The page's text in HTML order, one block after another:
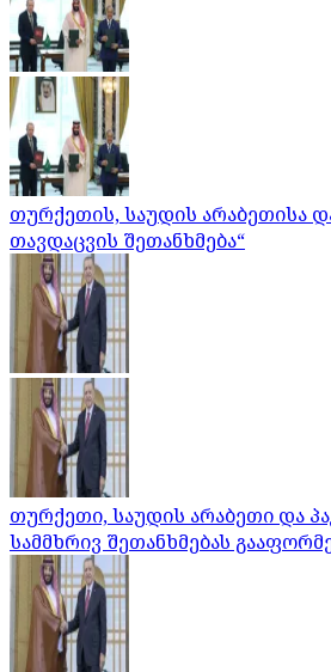
თურქეთის, საუდის არაბეთისა
თავდაცვის შეთანხმება“
თურქეთი, საუდის არაბეთი და
სამმხრივ შეთანხმებას